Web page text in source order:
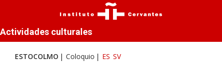
Actividades culturales
ESTOCOLMO Coloquio ES SV